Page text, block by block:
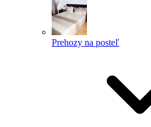
Prehozy na posteľ